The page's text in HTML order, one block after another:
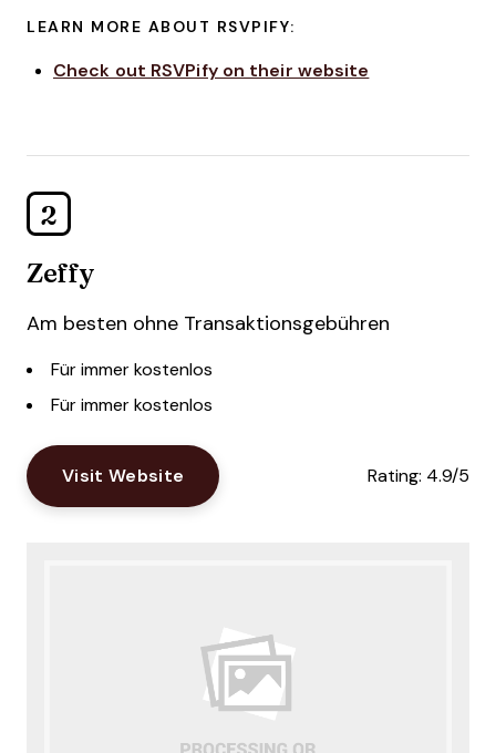
LEARN MORE ABOUT RSVPIFY:
Check out RSVPify on their website
2
Zeffy
Am besten ohne Transaktionsgebühren
Für immer kostenlos
Für immer kostenlos
Visit Website Rating: 4.9/5